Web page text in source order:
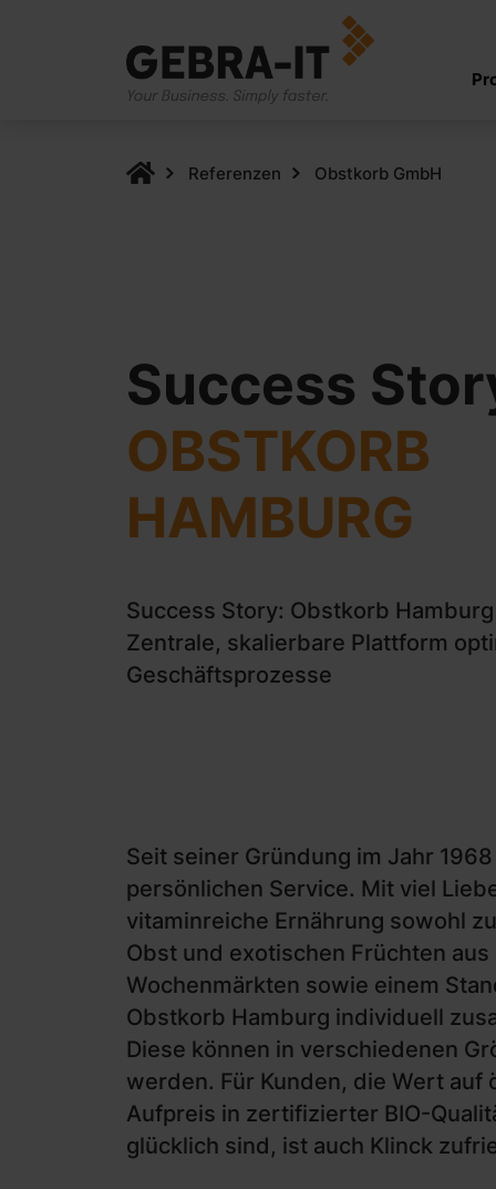
Referenzen Obstkorb GmbH
Success
OBSTKORB
HAMBURG
Success Story: Obstkorb
Zentrale, skalierbare Plattform
Geschäftsprozesse
Seit seiner Gründung im Jahr
persönlichen Service. Mit viel
vitaminreiche Ernährung sowohl
Obst und exotischen Früchten
Wochenmärkten sowie einem
Obstkorb Hamburg individuell
Diese können in verschiedenen
werden. Für Kunden, die Wert
Aufpreis in zertifizierter BIO-
glücklich sind, ist auch Klinck